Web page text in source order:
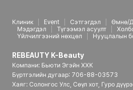
Клиник Event Сэтгэгдэл Өмнө/
Мэдэгдэл
Түгээмэл асуулт
Үйлчилгээний нөхцөл
Нууцлалын
REBEAUTY K-Beauty
Компани: Бьюти Эгэйн ХХК
Бүртгэлийн дугаар: 706-88-03573
Хаяг: Солонгос Улс, Сөүл хот, Гуро